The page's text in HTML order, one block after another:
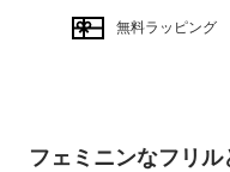
無料ラッピング
フェミニンなフリ